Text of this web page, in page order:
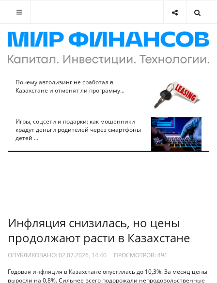
Почему автолизинг не сработал в
Казахстане и отменят ли программу...
Игры, соцсети и подарки: как мошенники
крадут деньги родителей через смартфоны
детей ...
Инфляция снизилась, но цены
продолжают расти в Казахстане
ОПУБЛИКОВАНО: 02.07.2026, 14:40 ПРОСМОТРОВ: 491
Годовая инфляция в Казахстане опустилась до 10,3%. За месяц цены
выросли на 0,8%. Сильнее всего подорожали непродовольственные